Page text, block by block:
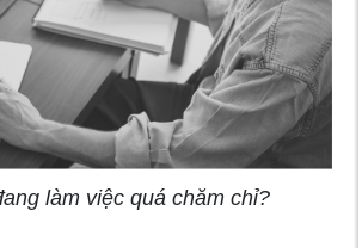
làm việc quá chăm chỉ?